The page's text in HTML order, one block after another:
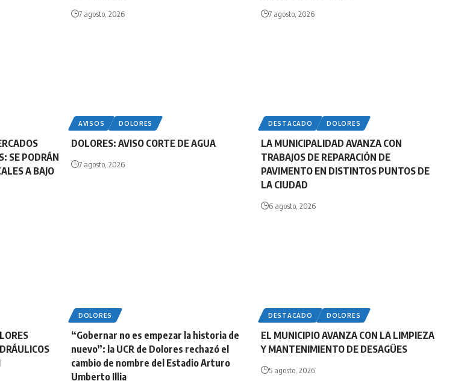
7 agosto, 2026 7 agosto, 2026
SE PODRÁN
A BAJO
AVISOS DOLORES
DOLORES: AVISO CORTE DE AGUA
7 agosto, 2026
DESTACADO DOLORES
LA MUNICIPALIDAD AVANZA CON
TRABAJOS DE REPARACIÓN DE
PAVIMENTO EN DISTINTOS PUNTOS DE
LA CIUDAD
6 agosto, 2026
DOLORES
“Gobernar no es empezar la historia de
nuevo”: la UCR de Dolores rechazó el
cambio de nombre del Estadio Arturo
Umberto Illia
DESTACADO DOLORES
EL MUNICIPIO AVANZA CON LA LIMPIEZA
Y MANTENIMIENTO DE DESAGÜES
5 agosto, 2026